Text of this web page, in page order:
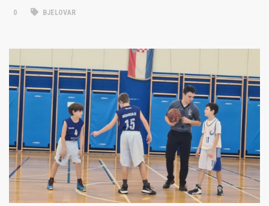
0 BJELOVAR